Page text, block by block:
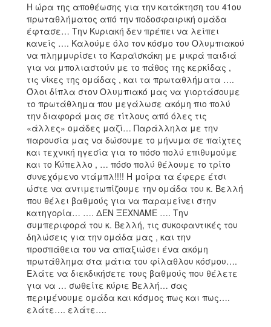
Η ώρα της αποθέωσης για την κατάκτηση του 41ου
πρωταθλήματος από την ποδοσφαιρική ομάδα
έφτασε… Την Κυριακή δεν πρέπει να λείπει
κανείς …. Καλούμε όλο τον κόσμο του Ολυμπιακού
να πλημμυρίσει το Καραϊσκάκη με μικρά παιδιά
για να μπολιαστούν με το πάθος της κερκίδας ,
τις νίκες της ομάδας , και τα πρωταθλήματα ….
Όλοι δίπλα στον Ολυμπιακό μας να γιορτάσουμε
το πρωτάθλημα που μεγάλωσε ακόμη πιο πολύ
την διαφορά μας σε τίτλους από όλες τις
«άλλες» ομάδες μαζί… Παράλληλα με την
παρουσία μας να δώσουμε το μήνυμα σε παίχτες
και τεχνική ηγεσία για το πόσο πολύ επιθυμούμε
και το Κύπελλο , … πόσο πολύ θέλουμε το τρίτο
συνεχόμενο ντάμπλ!!!! Η μοίρα τα έφερε έτσι
ώστε να αντιμετωπίζουμε την ομάδα του κ. Βελλή
που θέλει βαθμούς για να παραμείνει στην
κατηγορία… …. ΔΕΝ ΞΕΧΝΑΜΕ …. Την
συμπεριφορά του κ. Βελλή, τις συκοφαντικές του
δηλώσεις για την ομάδα μας , και την
προσπάθεια του να απαξιώσει ένα ακόμη
πρωτάθλημα στα μάτια του φίλαθλου κόσμου….
Ελάτε να διεκδικήσετε τους βαθμούς που θέλετε
για να … σωθείτε κύριε Βελλή… σας
περιμένουμε ομάδα και κόσμος πως και πως….
ελάτε…. ελάτε….